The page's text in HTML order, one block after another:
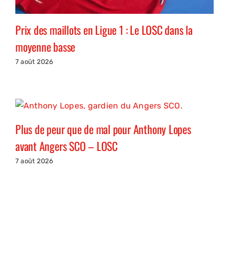
Prix des maillots en Ligue 1 : Le LOSC dans la
moyenne basse
7 août 2026
Plus de peur que de mal pour Anthony Lopes
avant Angers SCO – LOSC
7 août 2026